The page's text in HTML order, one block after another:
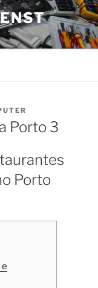
Porto 3
Porto